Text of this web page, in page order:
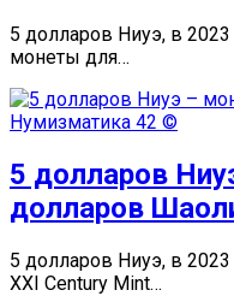
5 долларов Ниуэ, в 2023
монеты для…
Нумизматика 42 ©
5 долларов
долларов
5 долларов Ниуэ, в
XXI Century Mint…